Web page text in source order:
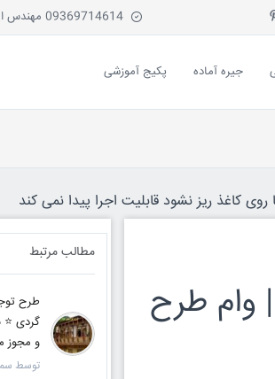
جیره آماده پکیج آموزشی
کاغذ ریز نشود قابلیت اجرا پیدا نمی کند
طرح توجیهی بوم گردی (سال1402) word+pdf | وام طرح
مطالب مرتبط
طرح
گردی ⭐
و مجوز
توسط